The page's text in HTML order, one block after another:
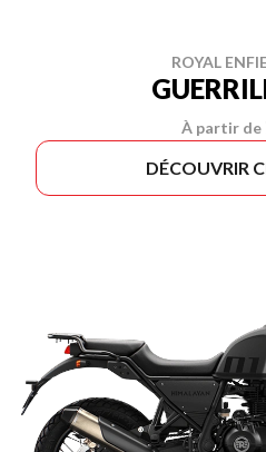
ROYAL
À partir de
DÉCOUVRIR